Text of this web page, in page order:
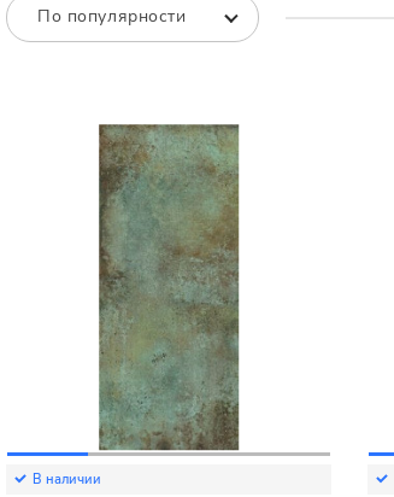
Все
По популярности
В наличии